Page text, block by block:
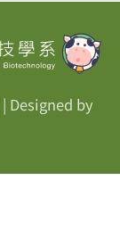
| Designed by